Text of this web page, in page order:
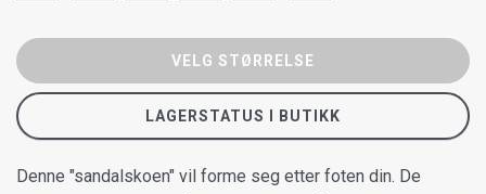
VELG STØRRELSE
LAGERSTATUS I BUTIKK
Denne "sandalskoen" vil forme seg etter foten din. De